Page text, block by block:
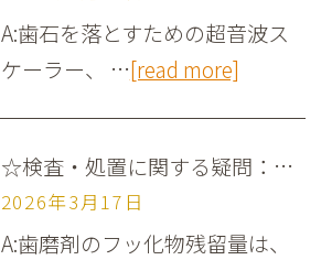
A:歯石を落とすための超音波ス
ケーラー、 …[read more]
☆検査・処置に関する疑問：Q;フッ化物配合歯磨剤使用後の口腔ケアとフッ化物残留量の関係性は？
2026年3月17日
A:歯磨剤のフッ化物残留量は、